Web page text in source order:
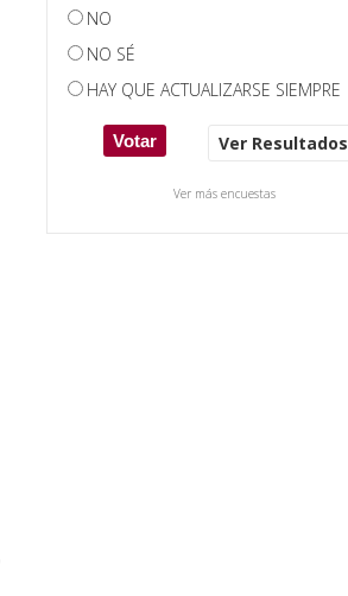
NO
NO SÉ
HAY QUE ACTUALIZARSE SIEMPRE
Ver Resultados
Ver más encuestas